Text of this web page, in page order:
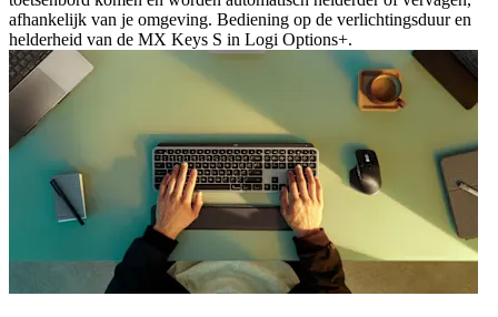
afhankelijk van je omgeving. Bediening op de verlichtingsduur en
helderheid van de MX Keys S in Logi Options+.